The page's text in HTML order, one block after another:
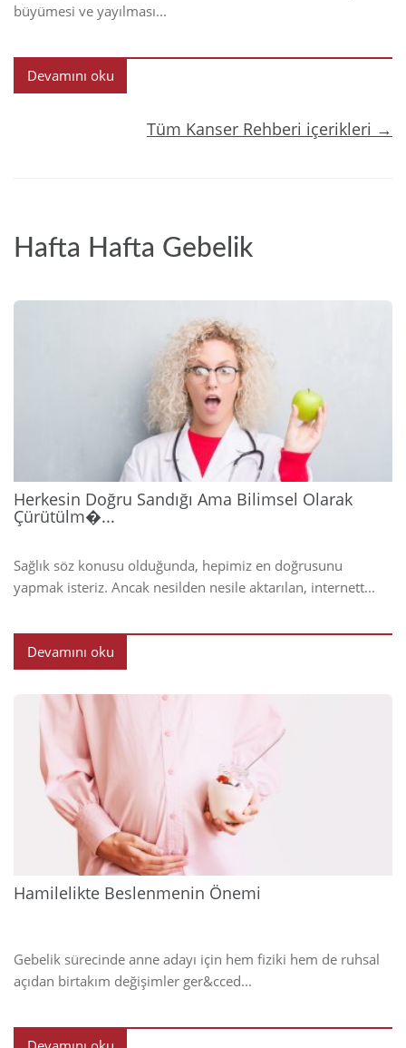
büyümesi ve yayılması...
Devamını oku
Tüm Kanser Rehberi içerikleri →
Hafta Hafta Gebelik
Herkesin Doğru Sandığı Ama Bilimsel Olarak
Çürütülm�...
Sağlık söz konusu olduğunda, hepimiz en doğrusunu
yapmak isteriz. Ancak nesilden nesile aktarılan, internett...
Devamını oku
Hamilelikte Beslenmenin Önemi
Gebelik sürecinde anne adayı için hem fiziki hem de ruhsal
açıdan birtakım değişimler ger&cced...